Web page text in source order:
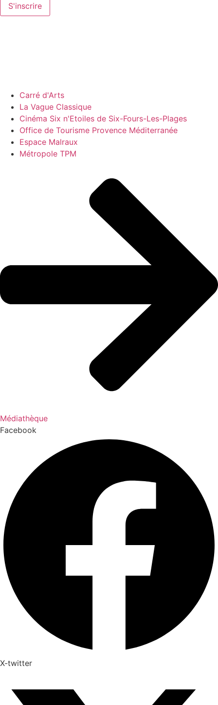
S'inscrire
Carré d'Arts
La Vague Classique
Cinéma Six n'Etoiles de Six-Fours-Les-Plages
Office de Tourisme Provence Méditerranée
Espace Malraux
Métropole TPM
Médiathèque
Facebook
X-twitter